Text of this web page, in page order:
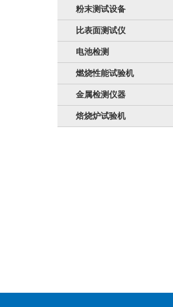
粉末测试设备
比表面测试仪
电池检测
燃烧性能试验机
金属检测仪器
焙烧炉试验机